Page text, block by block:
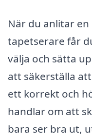
När du anlitar
tapetserare får
välja och sätta
att säkerställa
ett korrekt och
handlar om att
bara ser bra ut,